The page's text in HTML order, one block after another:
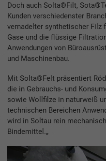
Doch auch Solta®Filt,
Kunden verschiedenster
vernadelter synthetischer
Gase und die flüssige
Anwendungen von
und Maschinenbau.
Mit Solta®Felt präsentiert
die in Gebrauchs- und
sowie Wollfilze in naturweiß
technischen Bereichen
wird in Soltau rein
Bindemittel.„